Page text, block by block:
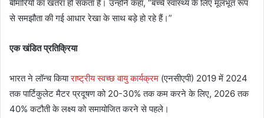
बीमारियों का खतरा हो सकता है। उन्होंने कहा, “बच्चे स्वास्थ्य के लिए मूलभूत रूप
से समझौता की गई आधार रेखा के साथ बड़े हो रहे हैं।”
एक खंडित प्रतिक्रिया
भारत ने लॉन्च कियाराष्ट्रीय स्वच्छ वायु कार्यक्रम (एनसीएपी) 2019 में 2024
तक पार्टिकुलेट मैटर प्रदूषण को 20-30% तक कम करने के लिए, 2026 तक
40% कटौती के लक्ष्य को समायोजित करने से पहले।